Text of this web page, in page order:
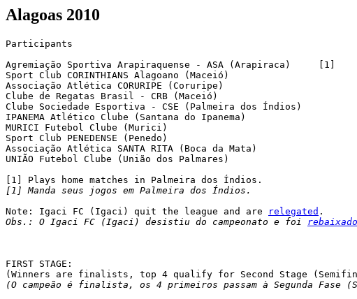
Alagoas 2010
Participants
Agremiação Sportiva Arapiraquense - ASA (Arapiraca)	[1]
Sport Club CORINTHIANS Alagoano (Maceió)
Associação Atlética CORURIPE (Coruripe)
Clube de Regatas Brasil - CRB (Maceió)
Clube Sociedade Esportiva - CSE (Palmeira dos Índios)
IPANEMA Atlético Clube (Santana do Ipanema)
MURICI Futebol Clube (Murici)
Sport Club PENEDENSE (Penedo)
Associação Atlética SANTA RITA (Boca da Mata)
UNIÃO Futebol Clube (União dos Palmares)
[1] Manda seus jogos em Palmeira dos Índios.
Note: Igaci FC (Igaci) quit the league and are
relegated
Obs.: O Igaci FC (Igaci) desistiu do campeonato e foi rebaixado
FIRST STAGE:
(Winners are finalists, top 4 qualify for Second Stage
(O campeão é finalista, os 4 primeiros passam à Segunda